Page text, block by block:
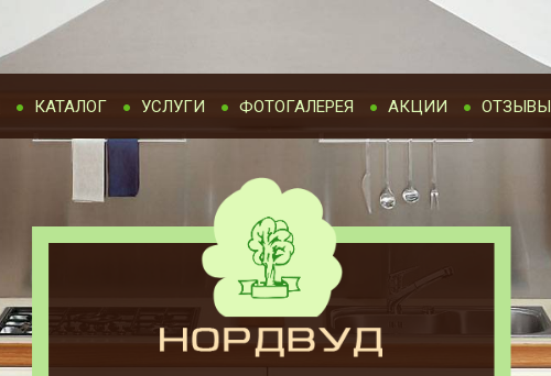
КАТАЛОГ УСЛУГИ ФОТОГАЛЕРЕЯ АКЦИИ ОТЗЫВЫ